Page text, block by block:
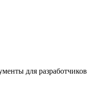
для разработчиков